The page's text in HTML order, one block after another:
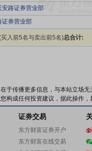
安路证券营业部
证券营业部
买入前5名与卖出前5名)总合计:
于传播更多信息，与本站立场
构成任何投资建议，据此操作，